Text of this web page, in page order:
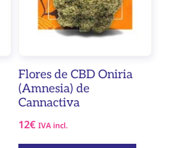
Flores de CBD Oniria
(Amnesia) de
Cannactiva
12€ IVA incl.